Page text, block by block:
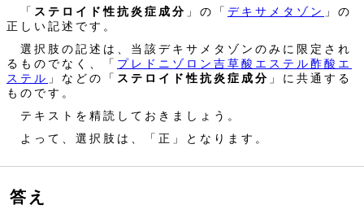
「 ステロイド性抗炎症成分 」の「 デキサメタゾン 」の
正しい記述です。
選択肢の記述は、当該デキサメタゾンのみに限定され
るものでなく、「 プレドニゾロン吉草酸エステル酢酸エ
ステル 」などの「 ステロイド性抗炎症成分 」に共通する
ものです。
テキストを精読しておきましょう。
よって、選択肢は、「正」となります。
答え